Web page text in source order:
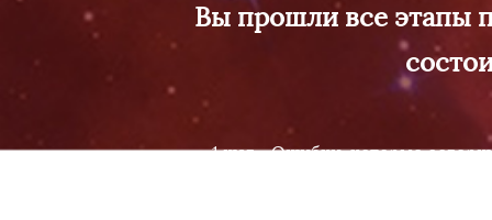
Вы прошли все этапы
1 шаг - Ошибки, которые